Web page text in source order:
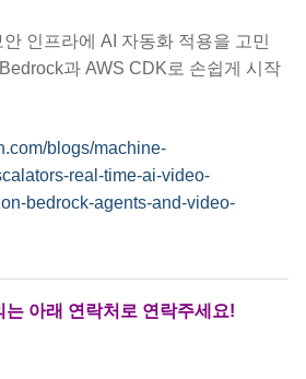
인프라에 AI 자동화 적용을 고민
과 AWS CDK로 손쉽게 시작
blogs/machine-
real-time-ai-video-
bedrock-agents-and-video-
아래 연락처로 연락주세요!